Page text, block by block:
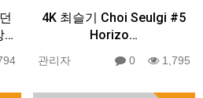
…
4K 최슬기 Choi Seulgi #5
Horizo…
관리자 0 1,795